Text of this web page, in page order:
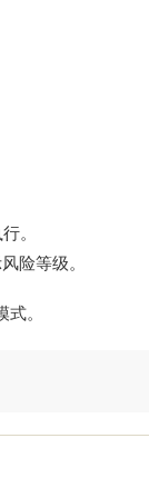
。
险等级。
。